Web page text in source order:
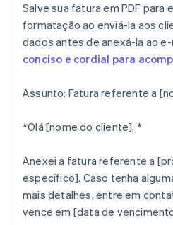
Salve sua fatura em PDF para
formatação ao enviá-la aos
dados antes de anexá-la ao e-
conciso e cordial para
Assunto: Fatura referente a
*Olá [nome do cliente], *
Anexei a fatura referente a
específico]. Caso tenha
mais detalhes, entre em
vence em [data de